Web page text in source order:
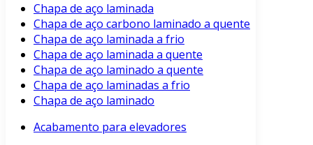
Chapa de aço laminada
Chapa de aço carbono laminado a quente
Chapa de aço laminada a frio
Chapa de aço laminada a quente
Chapa de aço laminado a quente
Chapa de aço laminadas a frio
Chapa de aço laminado
Acabamento para elevadores